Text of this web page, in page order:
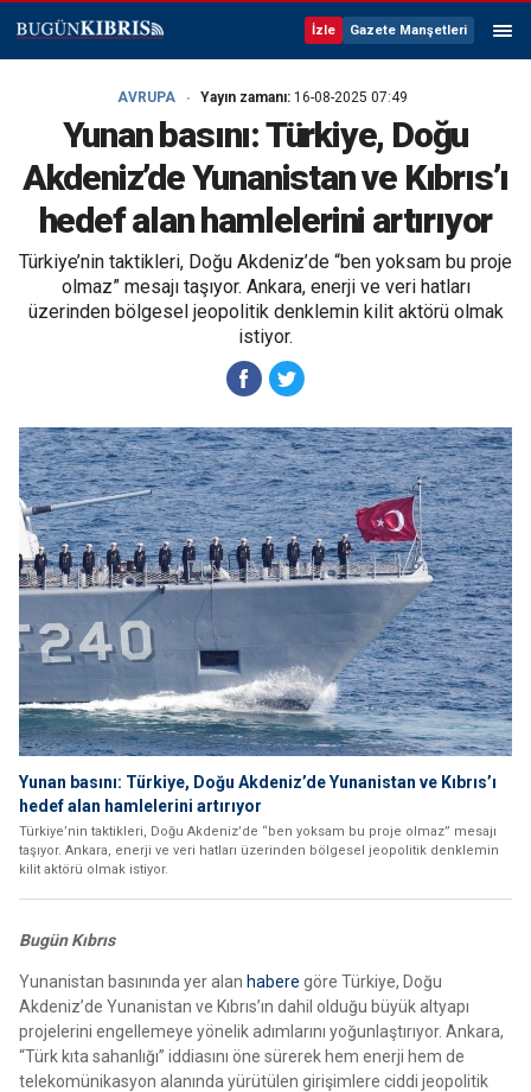
İzle Gazete Manşetleri
AVRUPA Yayın zamanı: 16-08-2025 07:49
Yunan basını: Türkiye, Doğu
Akdeniz’de Yunanistan ve Kıbrıs’ı
hedef alan hamlelerini artırıyor
Türkiye’nin taktikleri, Doğu Akdeniz’de “ben yoksam bu proje
olmaz” mesajı taşıyor. Ankara, enerji ve veri hatları
üzerinden bölgesel jeopolitik denklemin kilit aktörü olmak
istiyor.
Yunan basını: Türkiye, Doğu Akdeniz’de Yunanistan ve Kıbrıs’ı
hedef alan hamlelerini artırıyor
Türkiye’nin taktikleri, Doğu Akdeniz’de “ben yoksam bu proje olmaz” mesajı
taşıyor. Ankara, enerji ve veri hatları üzerinden bölgesel jeopolitik denklemin
kilit aktörü olmak istiyor.
Bugün Kıbrıs
Yunanistan basınında yer alan habere göre Türkiye, Doğu
Akdeniz’de Yunanistan ve Kıbrıs’ın dahil olduğu büyük altyapı
projelerini engellemeye yönelik adımlarını yoğunlaştırıyor. Ankara,
“Türk kıta sahanlığı” iddiasını öne sürerek hem enerji hem de
telekomünikasyon alanında yürütülen girişimlere ciddi jeopolitik